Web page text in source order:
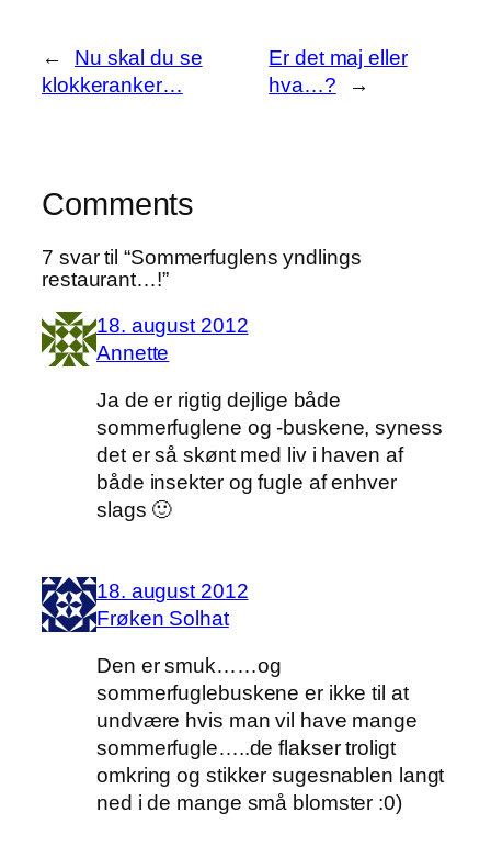
←
Nu skal du se
klokkeranker…
Er det maj eller
hva…?
→
Comments
7 svar til “Sommerfuglens yndlings
restaurant…!”
18. august 2012
Annette
Ja de er rigtig dejlige både
sommerfuglene og -buskene, syness
det er så skønt med liv i haven af
både insekter og fugle af enhver
slags 🙂
18. august 2012
Frøken Solhat
Den er smuk……og
sommerfuglebuskene er ikke til at
undvære hvis man vil have mange
sommerfugle…..de flakser troligt
omkring og stikker sugesnablen langt
ned i de mange små blomster :0)